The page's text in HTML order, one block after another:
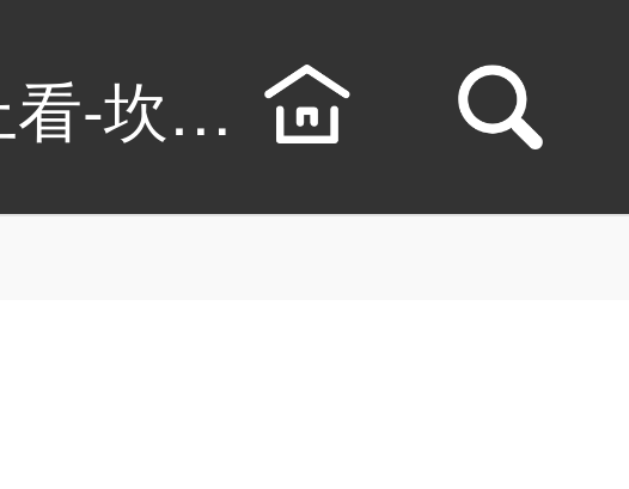
-坎离卦漫画免费看